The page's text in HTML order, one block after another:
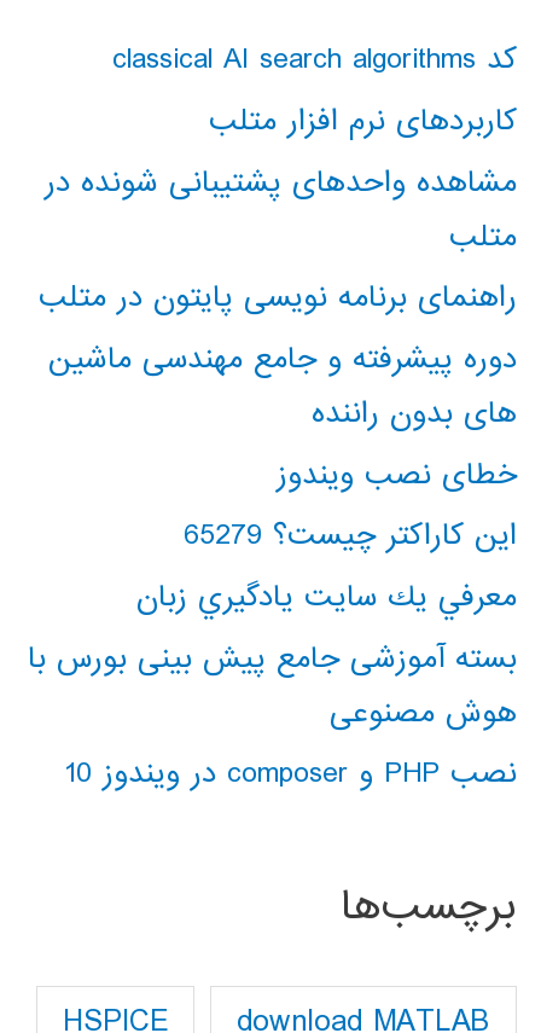
کد classical AI search algorithms
کاربردهای نرم افزار متلب
مشاهده واحدهای پشتیبانی شونده در
متلب
راهنمای برنامه نویسی پایتون در متلب
دوره پیشرفته و جامع مهندسی ماشین
های بدون راننده
خطای نصب ویندوز
این کاراکتر چیست؟ 65279
معرفي يك سايت يادگيري زبان
بسته آموزشی جامع پیش بینی بورس با
هوش مصنوعی
نصب PHP و composer در ویندوز 10
برچسب‌ها
download MATLAB
HSPICE